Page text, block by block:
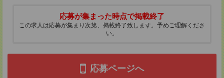
応募が集まった時点で掲載終了
この求人は応募が集まり次第、掲載終了致します。予めご理解くださ
い。
応募ページへ